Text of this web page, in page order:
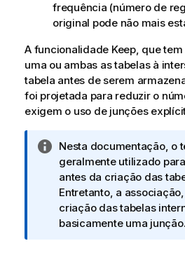
frequência (número de
original pode não mais
A funcionalidade Keep, que
uma ou ambas as tabelas à
tabela antes de serem
foi projetada para reduzir o
exigem o uso de junções
N
o
t
a
i
n
Nesta documentação, o
geralmente utilizado
antes da criação das
Entretanto, a
criação das tabelas
basicamente uma junção.